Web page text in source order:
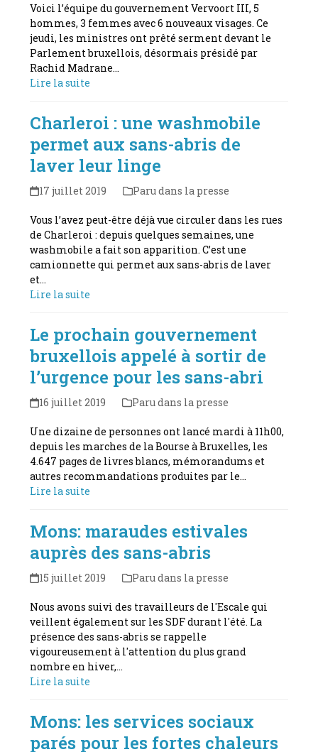
Voici l’équipe du gouvernement Vervoort III, 5
hommes, 3 femmes avec 6 nouveaux visages. Ce
jeudi, les ministres ont prêté serment devant le
Parlement bruxellois, désormais présidé par
Rachid Madrane…
Lire la suite
Charleroi : une washmobile
permet aux sans-abris de
laver leur linge
17 juillet 2019 Paru dans la presse
Vous l’avez peut-être déjà vue circuler dans les rues
de Charleroi : depuis quelques semaines, une
washmobile a fait son apparition. C’est une
camionnette qui permet aux sans-abris de laver
et…
Lire la suite
Le prochain gouvernement
bruxellois appelé à sortir de
l’urgence pour les sans-abri
16 juillet 2019 Paru dans la presse
Une dizaine de personnes ont lancé mardi à 11h00,
depuis les marches de la Bourse à Bruxelles, les
4.647 pages de livres blancs, mémorandums et
autres recommandations produites par le…
Lire la suite
Mons: maraudes estivales
auprès des sans-abris
15 juillet 2019 Paru dans la presse
Nous avons suivi des travailleurs de l'Escale qui
veillent également sur les SDF durant l'été. La
présence des sans-abris se rappelle
vigoureusement à l'attention du plus grand
nombre en hiver,…
Lire la suite
Mons: les services sociaux
parés pour les fortes chaleurs